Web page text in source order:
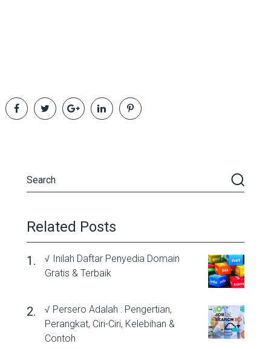
Related Posts
√ Inilah Daftar Penyedia Domain
Gratis & Terbaik
√ Persero Adalah : Pengertian,
Perangkat, Ciri-Ciri, Kelebihan &
Contoh